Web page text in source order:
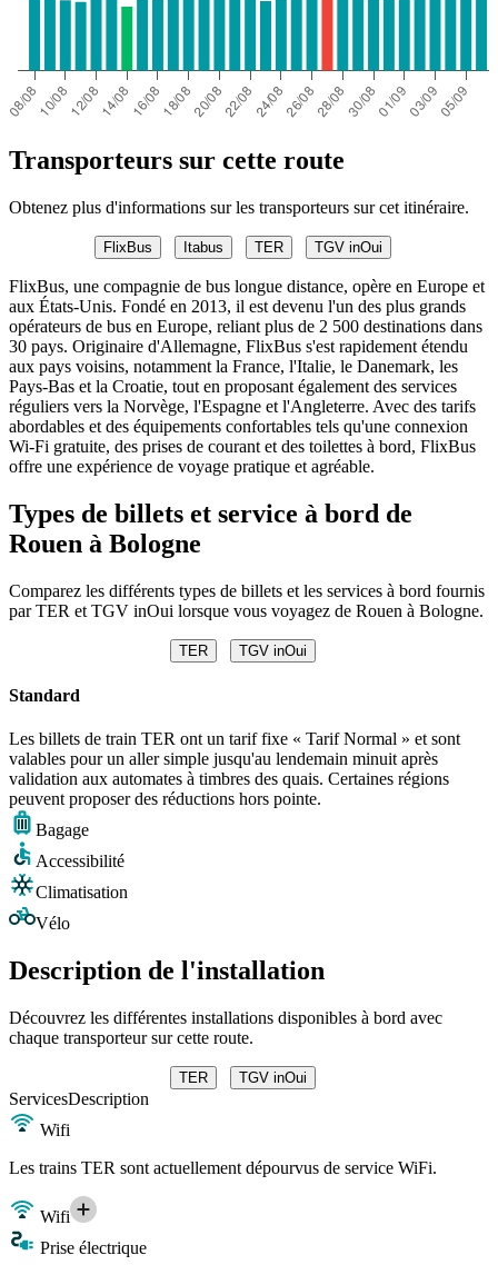
Transporteurs sur cette route
Obtenez plus d'informations sur les transporteurs sur cet itinéraire.
FlixBus Itabus TER TGV inOui
FlixBus, une compagnie de bus longue distance, opère en Europe et
aux États-Unis. Fondé en 2013, il est devenu l'un des plus grands
opérateurs de bus en Europe, reliant plus de 2 500 destinations dans
30 pays. Originaire d'Allemagne, FlixBus s'est rapidement étendu
aux pays voisins, notamment la France, l'Italie, le Danemark, les
Pays-Bas et la Croatie, tout en proposant également des services
réguliers vers la Norvège, l'Espagne et l'Angleterre. Avec des tarifs
abordables et des équipements confortables tels qu'une connexion
Wi-Fi gratuite, des prises de courant et des toilettes à bord, FlixBus
offre une expérience de voyage pratique et agréable.
Types de billets et service à bord de
Rouen à Bologne
Comparez les différents types de billets et les services à bord fournis
par TER et TGV inOui lorsque vous voyagez de Rouen à Bologne.
TER TGV inOui
Standard
Les billets de train TER ont un tarif fixe « Tarif Normal » et sont
valables pour un aller simple jusqu'au lendemain minuit après
validation aux automates à timbres des quais. Certaines régions
peuvent proposer des réductions hors pointe.
Bagage
Accessibilité
Climatisation
Vélo
Description de l'installation
Découvrez les différentes installations disponibles à bord avec
chaque transporteur sur cette route.
TER TGV inOui
ServicesDescription
Wifi
Les trains TER sont actuellement dépourvus de service WiFi.
Wifi
Prise électrique